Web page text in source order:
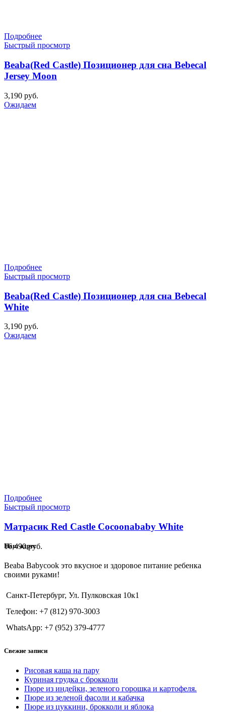
Подробнее
Быстрый просмотр
Beaba(Red Castle) Позиционер для сна Bebecal
Jersey Moon
3,190 руб.
Ожидаем
Подробнее
Быстрый просмотр
Beaba(Red Castle) Позиционер для сна Bebecal
White
3,190 руб.
Ожидаем
Подробнее
Быстрый просмотр
Матрасик Red Castle Cocoonababy White
16,490руб.
Наш адрес
Beaba Babycook это вкусное и здоровое питание ребенка
своими руками!
Санкт-Петербург, Ул. Пулковская 10к1
Телефон: +7 (812) 970-3003
WhatsApp: +7 (952) 379-4777
Свежие записи
Рисовая каша на пару
Куриная грудка с брокколи
Пюре из индейки, зеленого горошка и картофеля.
Пюре из зеленой фасоли и кабачка
Пюре из цуккини, брокколи и яблока